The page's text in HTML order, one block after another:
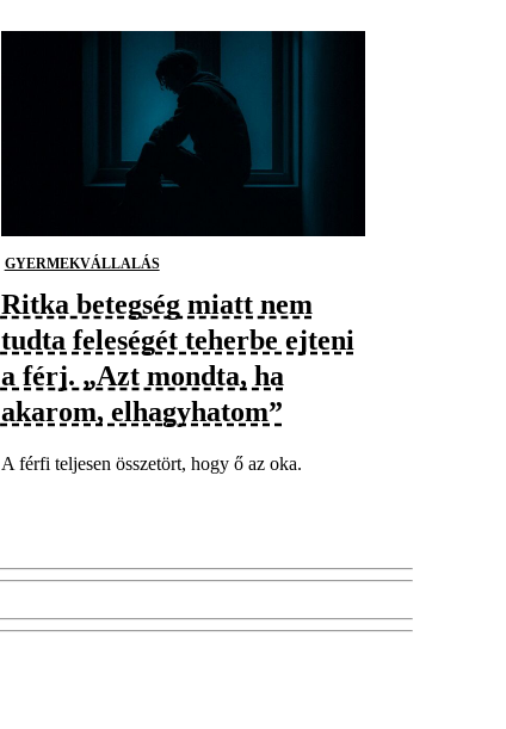
GYERMEKVÁLLALÁS
Ritka betegség miatt nem
tudta feleségét teherbe ejteni
a férj. „Azt mondta, ha
akarom, elhagyhatom”
A férfi teljesen összetört, hogy ő az oka.